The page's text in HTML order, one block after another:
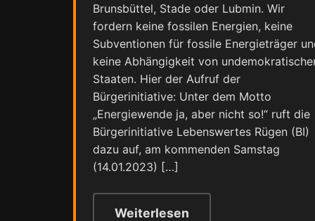
Brunsbüttel, Stade oder Lubmin. Wir
fordern keine fossilen Energien, keine
Subventionen für fossile Energieträger
keine Abhängigkeit von
Staaten. Hier der Aufruf der
Bürgerinitiative: Unter dem Motto
„Energiewende ja, aber nicht so!“ ruft die
Bürgerinitiative Lebenswertes Rügen (BI)
dazu auf, am kommenden Samstag
(14.01.2023) […]
Weiterlesen